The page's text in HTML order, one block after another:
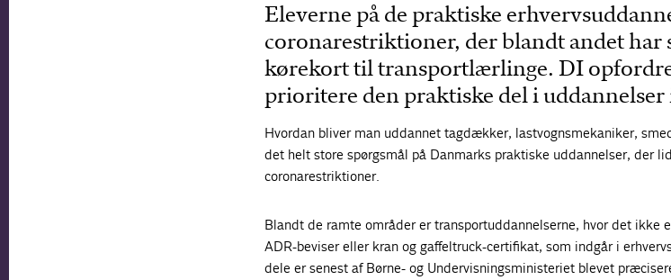
Eleverne på de praktiske
coronarestriktioner, der blandt andet har
kørekort til transportlærlinge. DI
prioritere den praktiske del i uddannelser
Hvordan bliver man uddannet tagdækker, lastvognsmekaniker,
det helt store spørgsmål på Danmarks praktiske uddannelser, der
coronarestriktioner.
Blandt de ramte områder er transportuddannelserne, hvor det ikke
ADR-beviser eller kran og gaffeltruck-certifikat, som indgår i
dele er senest af Børne- og Undervisningsministeriet blevet